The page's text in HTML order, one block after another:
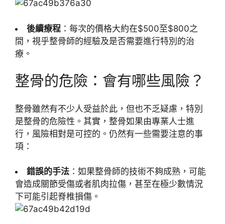
後續療程 ：每次的價格大約在$500至$800之
間，視乎整骨師的經驗及是否需要進行特別的治
療。
整骨的危險：會有哪些風險？
整骨雖然有不少人受益於此，但也不乏疑慮，特別
是整骨的危險性。其實，整骨如果由專業人士進
行，風險相對是可控的。仍然有一些需要注意的事
項：
錯誤的手法 ：如果整骨師的技術不夠成熟，可能
會造成關節受傷或者肌肉拉傷，甚至在極少數情況
下可能引起脊椎損傷。